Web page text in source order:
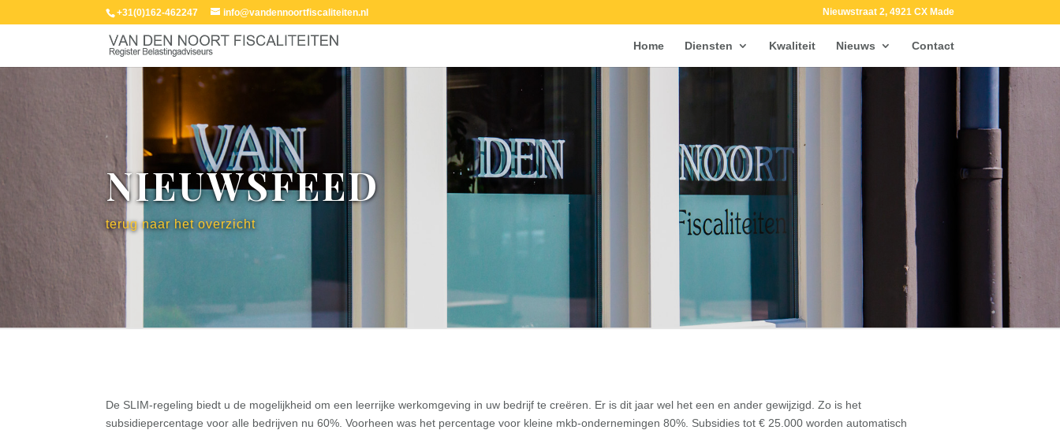
+31(0)162-462247 info@vandennoortfiscaliteiten.nl Nieuwstraat 2, 4921 CX Made
Home Diensten Kwaliteit Nieuws Contact
NIEUWSFEED
terug naar het overzicht
De SLIM-regeling biedt u de mogelijkheid om een leerrijke werkomgeving in uw bedrijf te creëren. Er is dit jaar wel het een en ander gewijzigd. Zo is het
subsidiepercentage voor alle bedrijven nu 60%. Voorheen was het percentage voor kleine mkb-ondernemingen 80%. Subsidies tot € 25.000 worden automatisch